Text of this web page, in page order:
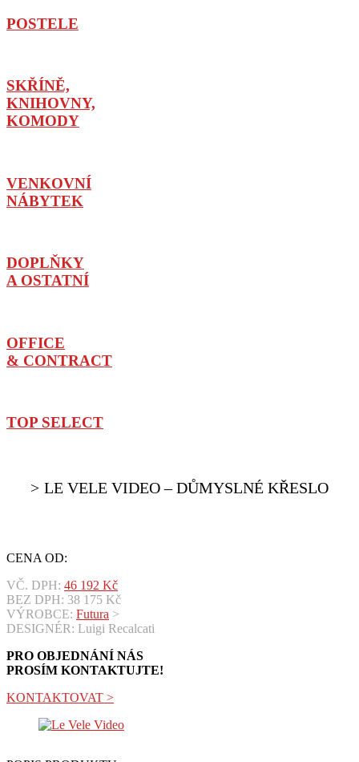
POSTELE
SKŘÍNĚ,
KNIHOVNY,
KOMODY
VENKOVNÍ
NÁBYTEK
DOPLŇKY
A OSTATNÍ
OFFICE
& CONTRACT
TOP SELECT
LE VELE VIDEO – DŮMYSLNÉ KŘESLO
CENA OD:
VČ. DPH: 46 192 Kč
BEZ DPH: 38 175 Kč
VÝROBCE: Futura >
DESIGNÉR: Luigi Recalcati
PRO OBJEDNÁNÍ NÁS
PROSÍM KONTAKTUJTE!
KONTAKTOVAT >